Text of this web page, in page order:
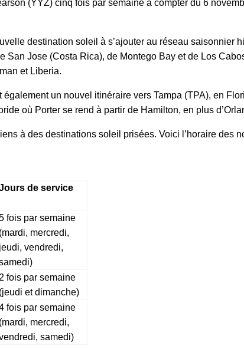
(YYZ) cinq fois par semaine à compter du 6
destination soleil à s’ajouter au réseau saisonnier
San Jose (Costa Rica), de Montego Bay et de Los
et Liberia.
un nouvel itinéraire vers Tampa (TPA), en
où Porter se rend à partir de Hamilton, en plus
à des destinations soleil prisées. Voici l’horaire des
de service
fois par semaine
mercredi,
vendredi,
fois par semaine
et dimanche)
fois par semaine
mercredi,
samedi)